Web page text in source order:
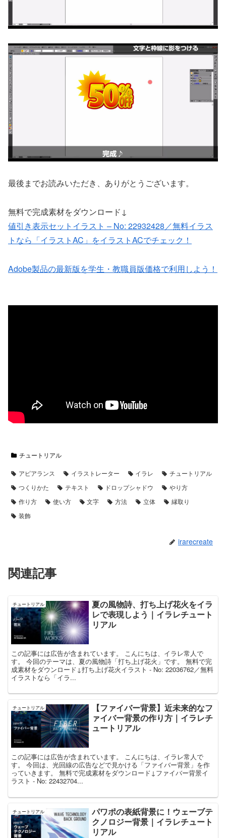
最後までお読みいただき、ありがとうございます。
無料で完成素材をダウンロード↓
値引き表示セットイラスト – No: 22932428／無料イラス
トなら「イラストAC」をイラストACでチェック！
Adobe製品の最新版を学生・教職員版価格で利用しよう！
チュートリアル
アピアランス イラストレーター イラレ
チュートリアル
つくりかた
テキスト ドロップシャドウ
やり方
作り方
使い方 文字 方法 立体
縁取り
装飾
irarecreate
関連記事
チュートリアル
夏の風物詩、打ち上げ花火をイラ
レで表現しよう｜イラレチュート
リアル
この記事には広告が含まれています。 こんにちは、イラレ常人で
す。 今回のテーマは、夏の風物詩「打ち上げ花火」です。 無料で完
成素材をダウンロード↓打ち上げ花火イラスト - No: 22036762／無料
イラストなら「イラ...
チュートリアル
【ファイバー背景】近未来的なフ
ァイバー背景の作り方｜イラレチ
ュートリアル
この記事には広告が含まれています。 こんにちは、イラレ常人で
す。 今回は、光回線の広告などで見かける「ファイバー背景」を作
っていきます。 無料で完成素材をダウンロード↓ファイバー背景イ
ラスト - No: 22432704...
チュートリアル
パワポの表紙背景に！ウェーブテ
クノロジー背景｜イラレチュート
リアル